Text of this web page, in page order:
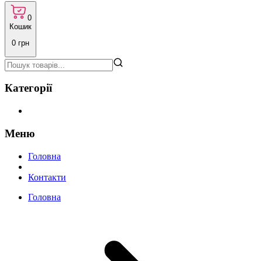
0
Кошик
0 грн
Категорії
Меню
Головна
Контакти
Головна